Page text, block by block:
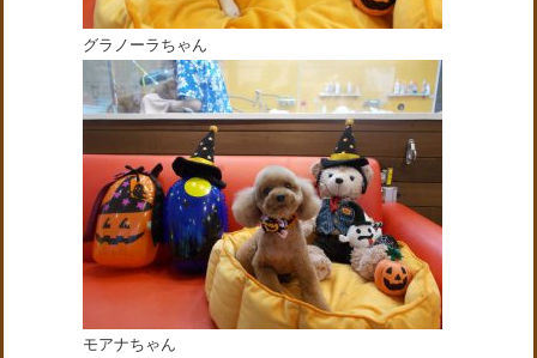
グラノーラちゃん
モアナちゃん